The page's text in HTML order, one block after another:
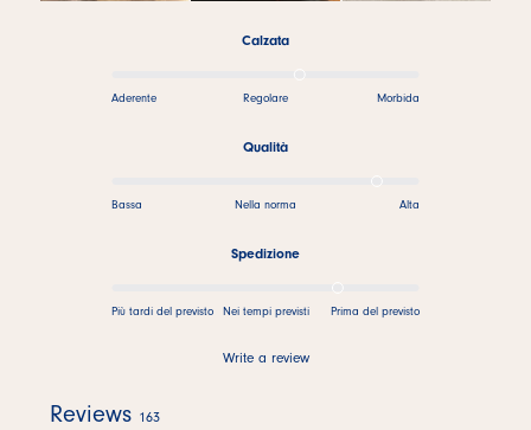
Calzata
Aderente Regolare Morbida
Qualità
Bassa Nella norma Alta
Spedizione
Più tardi del previsto Nei tempi previsti Prima del previsto
Write a review
Reviews 163